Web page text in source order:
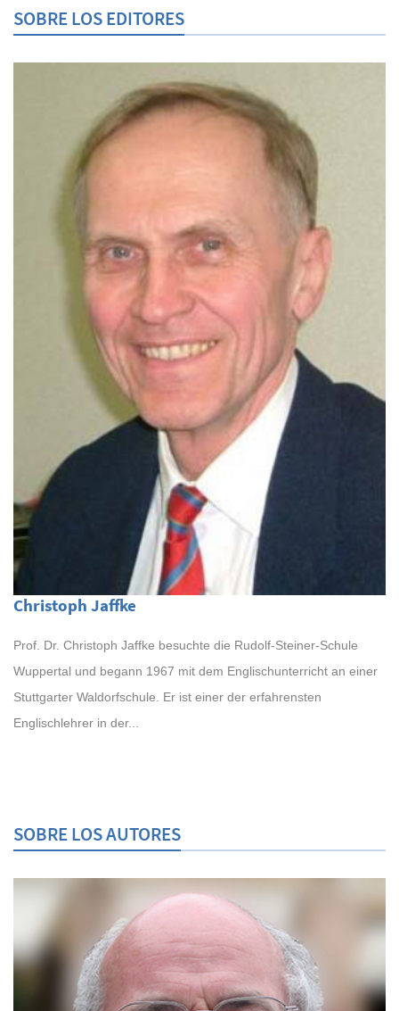
SOBRE LOS EDITORES
Christoph Jaffke
Prof. Dr. Christoph Jaffke besuchte die Rudolf-Steiner-Schule
Wuppertal und begann 1967 mit dem Englischunterricht an einer
Stuttgarter Waldorfschule. Er ist einer der erfahrensten
Englischlehrer in der...
SOBRE LOS AUTORES